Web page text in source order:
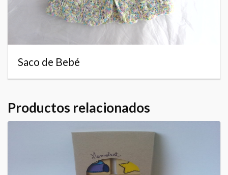
Saco de Bebé
Productos relacionados